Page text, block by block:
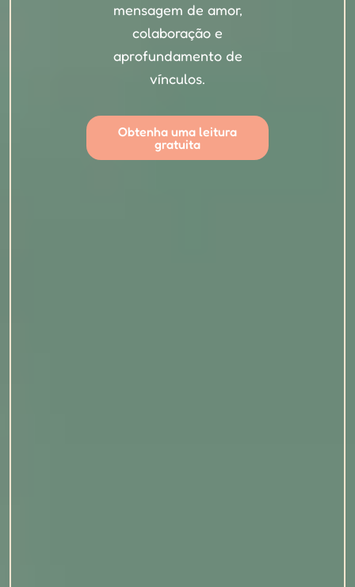
mensagem de amor,
colaboração e
aprofundamento de
vínculos.
Obtenha uma leitura
gratuita